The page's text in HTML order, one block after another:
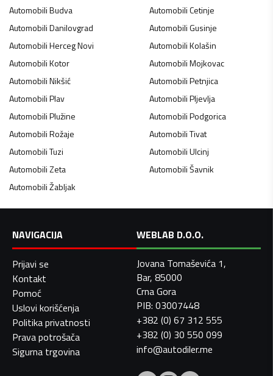
AutomobiliBudva AutomobiliCetinje
AutomobiliDanilovgrad AutomobiliGusinje
AutomobiliHerceg Novi AutomobiliKolašin
AutomobiliKotor AutomobiliMojkovac
AutomobiliNikšić AutomobiliPetnjica
AutomobiliPlav AutomobiliPljevlja
AutomobiliPlužine AutomobiliPodgorica
AutomobiliRožaje AutomobiliTivat
AutomobiliTuzi AutomobiliUlcinj
AutomobiliZeta AutomobiliŠavnik
AutomobiliŽabljak
NAVIGACIJA
Prijavi se
Kontakt
Pomoć
Uslovi korišćenja
Politika privatnosti
Prava potrošača
Sigurna trgovina
WEBLAB D.O.O.
Jovana Tomaševića 1,
Bar, 85000
Crna Gora
PIB: 03007448
+382 (0) 67 312 555
+382 (0) 30 550 099
info@autodiler.me